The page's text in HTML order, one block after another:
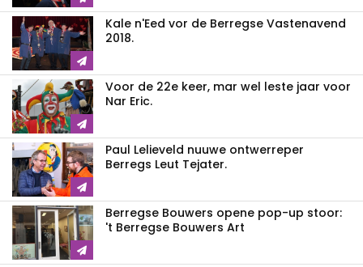
Kale n'Eed vor de Berregse Vastenavend
2018.
Voor de 22e keer, mar wel leste jaar voor
Nar Eric.
Paul Lelieveld nuuwe ontwerreper
Berregs Leut Tejater.
Berregse Bouwers opene pop-up stoor:
't Berregse Bouwers Art